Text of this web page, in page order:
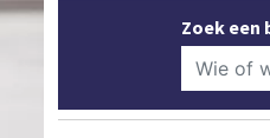
Zoek een